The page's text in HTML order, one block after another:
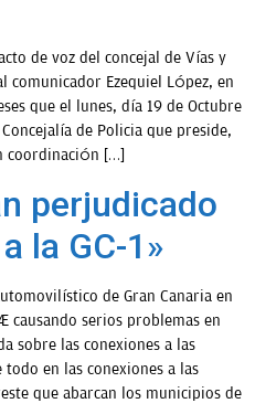
de voz del concejal de Vías y
comunicador Ezequiel López, en
que el lunes, día 19 de Octubre
de Policia que preside,
coordinación […]
perjudicado
la GC-1»
de Gran Canaria en
causando serios problemas en
sobre las conexiones a las
en las conexiones a las
que abarcan los municipios de